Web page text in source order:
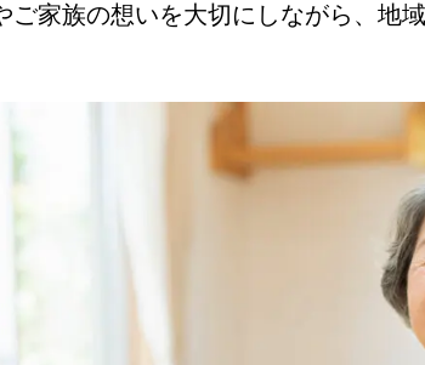
ご家族の想いを大切にしながら、地